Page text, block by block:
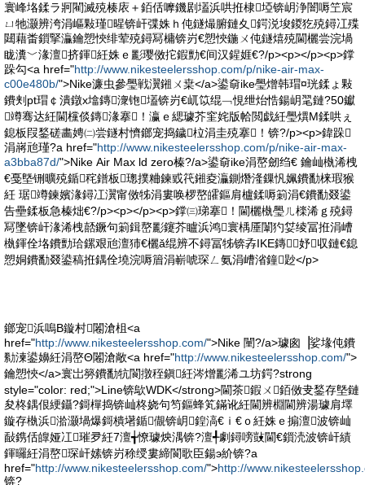
寰峰垎鍒ラ牁閵滅殑楱庡＋銆佸嚤鐖剧壒浜哄拰棣埡锛岄浄闇嗕笁宸
ㄩ牠灏辨洿涓嶇敤瑾暒锛屽弽姝ｈ伅鐩熶腑鏈夊鍔涚埈鍐犵殑鐞冮殜
閮藉畨鎻掔灜鑰愬悏绯荤殑鐞冩槦锛岃€愬悏鍦ㄨ伅鐩熺殑閫欐尝浣堝
眬瀵﹀湪澶挤鍕紝姝ｅ彲璎傚拕鍜勯€间汉鍟娾€?/p><p></p><p>鐣
跺勾<a href="http://www.nikesteelersshop.com/p/nike-air-max-
c00e480b/">Nike濂虫參璺戦瀷鎺ㄨ枽</a>鍙奛ike璺熷韩瑁¤珖鍒ょ敤
鐨刾pt瑁￠潰鐓х墖鏄潨铇壒锛岃€屼笖绲﹁悓绁炲悎鍚岄毣鏈?50钀
竴骞达紝閫欓倓鏄湪搴！瀛ｅ緦璩芥窐姹版帢閲戯紝璺熼Μ鍒哄ぇ
鎴板叚鍫磋畵娉㈡尝鐩村懠鎯宠捣鐬柆涓圭殑搴！锛?/p><p>鍏跺
涓嶈兘瑾?a href="http://www.nikesteelersshop.com/p/nike-air-max-
a3bba87d/">Nike Air Max ld zero榛?/a>鍙奛ike涓嶅劒绉€ 鑰屾槸浠栧
€戞墍铏曠殑鍎秺鐠板璁撲粬鍊戜笩鎺夌灜鍘熸湰鏁忛姵鐨勫梾瑕猴
紝 琚竴鍊嬪湪鐞冮瀷甯傚牬涓婁唤椤嶅皬鏂肩櫨鍒嗕箣涓€鐨勫叕鍙
告壘鍒板急榛炪€?/p><p></p><p>鐣㈢珶搴！閫欐槸璺ㄦ檪浠ｇ殑鐞
冩墜锛屽湪浠栧嚭鐝句箣鍓嶅彲鑳芥矑浜鸿寰楀厜闈犳姇绫冨拰涓嶆
槸鍕佺垎鐨勯珨鏍艰兘澶犻€欐ǎ绲辨不鐞冨牬锛孨IKE鏄妤収鏈€鎴
愬姛鐨勫叕鍙稿拰鍝佺墝浣嗕篃涓嶄唬琛ㄥ氨涓嶆渻鐘尟</p>
鎯宠浜嗚В鏇村闂滄柤<a
href="http://www.nikesteelersshop.com/">Nike 闉?/a>璩囪▕娑堟伅鐨
勬湅鍙嬶紝涓嶅Θ闂滄敞<a href="http://www.nikesteelersshop.com/">
鑰愬悏</a>寰岀簩鐨勫牨閬撴秷鎭紝涔熷彲浠ユ坊鍔?strong
style="color: red;">Line锛歍WDK</strong>閫茶鍜ㄨ銆傚叏鍫存墍鏈
夋柊鍝佷綆鑷?鎶樿捣锛屾柊娆句笉鏂蜂笂鏋讹紝閫辨棩閫辨湯璩肩墿
鏇存槸浜湁灏堝爆鎶樻墸鍎儬锛岄鍠滈€ｉ€ｏ紝姝ｅ搧澶波锛屾
敮鎸佸皥娅冮璀夛紝7澶╅憭璩炴湡锛?澶╃劇鐞嗙敱閫€鎻涜波锛屽績
鍕曪紝涓嶅琛屽嫊锛岃稌绶婁締閬歌臣鍚э紒锛?a
href="http://www.nikesteelersshop.com/">http://
锛?